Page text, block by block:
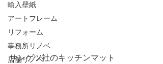
輸入壁紙
アートフレーム
リフォーム
事務所リノベ
店舗リノベ
サンゲツ社のキッチンマット